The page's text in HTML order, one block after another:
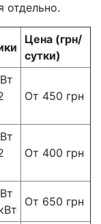
отдельно.
Цена (грн/
сутки)
От 450 грн
От 400 грн
От 650 грн